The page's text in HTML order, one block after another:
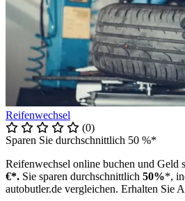
Reifenwechsel
(0)
Sparen Sie durchschnittlich 50 %*
Reifenwechsel online buchen und Geld
€*. Sie sparen durchschnittlich 50%*,
autobutler.de vergleichen. Erhalten Sie